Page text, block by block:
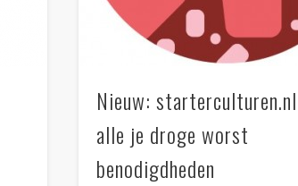
Nieuw:
alle je droge worst
benodigdheden